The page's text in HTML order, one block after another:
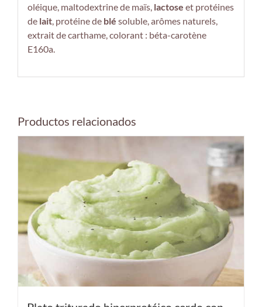
oléique, maltodextrine de maïs, lactose et protéines
de lait, protéine de blé soluble, arômes naturels,
extrait de carthame, colorant : béta-carotène
E160a.
Productos relacionados